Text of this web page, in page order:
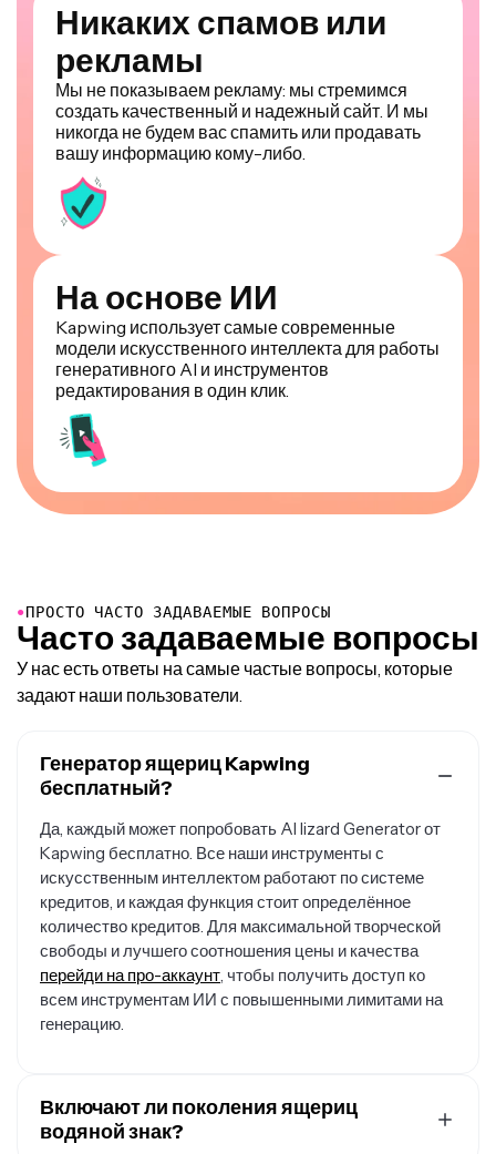
Никаких спамов или
рекламы
Мы не показываем рекламу: мы стремимся
создать качественный и надежный сайт. И мы
никогда не будем вас спамить или продавать
вашу информацию кому-либо.
На основе ИИ
Kapwing использует самые современные
модели искусственного интеллекта для работы
генеративного AI и инструментов
редактирования в один клик.
●ПРОСТО ЧАСТО ЗАДАВАЕМЫЕ ВОПРОСЫ
Часто задаваемые вопросы
У нас есть ответы на самые частые вопросы, которые
задают наши пользователи.
Генератор ящериц Kapwing
бесплатный?
Да, каждый может попробовать AI lizard Generator от
Kapwing бесплатно. Все наши инструменты с
искусственным интеллектом работают по системе
кредитов, и каждая функция стоит определённое
количество кредитов. Для максимальной творческой
свободы и лучшего соотношения цены и качества
перейди на про-аккаунт , чтобы получить доступ ко
всем инструментам ИИ с повышенными лимитами на
генерацию.
Включают ли поколения ящериц
водяной знак?